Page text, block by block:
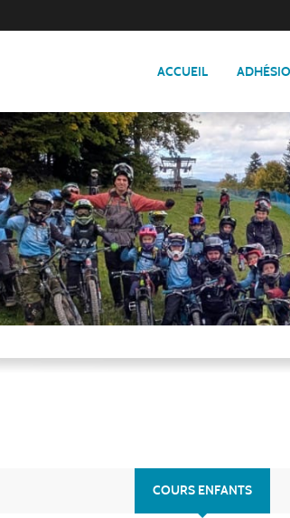
ACCUEIL
COURS ENFANTS